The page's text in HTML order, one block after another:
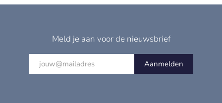
Meld je aan voor de nieuwsbrief
Aanmelden